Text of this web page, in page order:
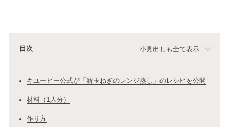
目次 小見出しも全て表示
キユーピー公式が「新玉ねぎのレンジ蒸し」のレシピを公開
材料（1人分）
作り方